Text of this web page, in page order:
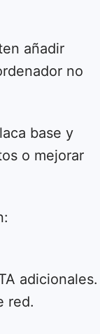
añadir
no
base y
o mejorar
adicionales.
red.